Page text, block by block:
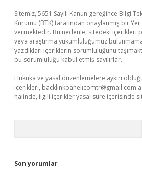
Sitemiz, 5651 Sayılı Kanun gereğince Bilgi
Kurumu (BTK) tarafından onaylanmış bir
vermektedir. Bu nedenle, sitedeki içerikleri
veya araştırma yükümlülüğümüz
yazdıkları içeriklerin sorumluluğunu
bu sorumluluğu kabul etmiş sayılırlar.
Hukuka ve yasal düzenlemelere aykırı
içerikleri, backlinkpanelicomtr@gmail.com
halinde, ilgili içerikler yasal süre içerisinde
Son yorumlar